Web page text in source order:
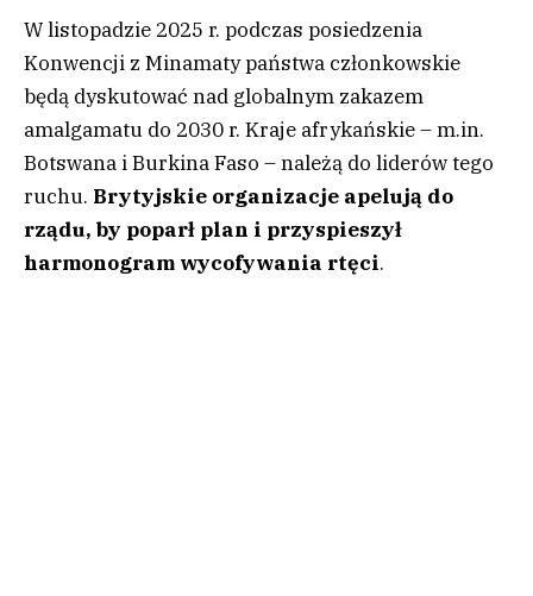
W listopadzie 2025 r. podczas posiedzenia
Konwencji z Minamaty państwa członkowskie
będą dyskutować nad globalnym zakazem
amalgamatu do 2030 r. Kraje afrykańskie – m.in.
Botswana i Burkina Faso – należą do liderów tego
ruchu. Brytyjskie organizacje apelują do
rządu, by poparł plan i przyspieszył
harmonogram wycofywania rtęci.